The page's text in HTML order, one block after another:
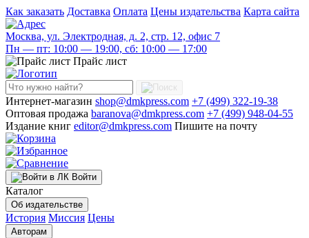
Как заказать Доставка Оплата Цены издательства Карта сайта
Москва, ул. Электродная, д. 2, стр. 12, офис 7
Пн — пт: 10:00 — 19:00, сб: 10:00 — 17:00
Прайс лист
Интернет-магазин shop@dmkpress.com +7 (499) 322-19-38
Оптовая продажа baranova@dmkpress.com +7 (499) 948-04-55
Издание книг editor@dmkpress.com Пишите на почту
Войти
Каталог
Об издательстве
История Миссия Цены
Авторам